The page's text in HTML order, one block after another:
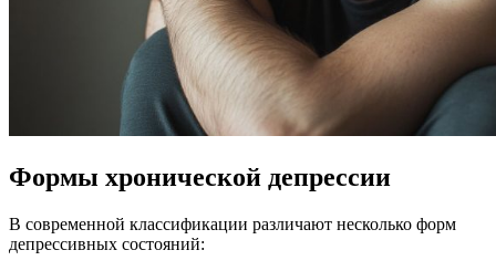
Формы хронической депрессии
В современной классификации различают несколько форм
депрессивных состояний: